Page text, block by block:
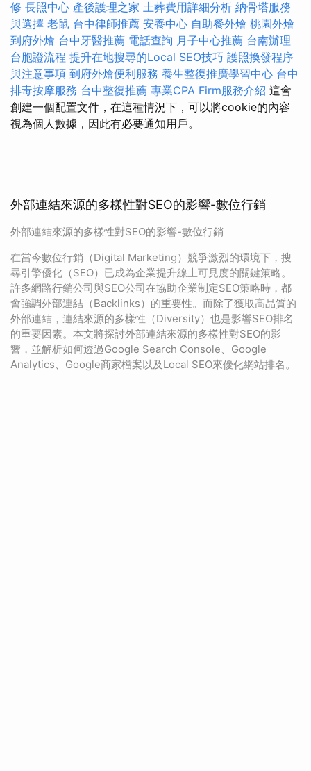
修 長照中心 產後護理之家 土葬費用詳細分析 納骨塔服務
與選擇 老鼠 台中律師推薦 安養中心 自助餐外燴 桃園外燴
到府外燴 台中牙醫推薦 電話查詢 月子中心推薦 台南辦理
台胞證流程 提升在地搜尋的Local SEO技巧 護照換發程序
與注意事項 到府外燴便利服務 養生整復推廣學習中心 台中
排毒按摩服務 台中整復推薦 專業CPA Firm服務介紹 這會
創建一個配置文件，在這種情況下，可以將cookie的內容
視為個人數據，因此有必要通知用戶。
外部連結來源的多樣性對SEO的影響-數位行銷
外部連結來源的多樣性對SEO的影響-數位行銷
在當今數位行銷（Digital Marketing）競爭激烈的環境下，搜
尋引擎優化（SEO）已成為企業提升線上可見度的關鍵策略。
許多網路行銷公司與SEO公司在協助企業制定SEO策略時，都
會強調外部連結（Backlinks）的重要性。而除了獲取高品質的
外部連結，連結來源的多樣性（Diversity）也是影響SEO排名
的重要因素。本文將探討外部連結來源的多樣性對SEO的影
響，並解析如何透過Google Search Console、Google
Analytics、Google商家檔案以及Local SEO來優化網站排名。